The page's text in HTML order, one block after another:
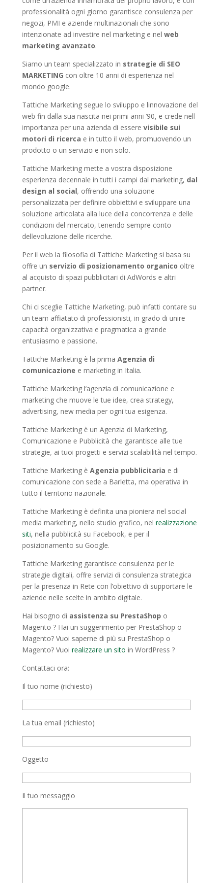
professionalità ogni giorno garantisce consulenza per
negozi, PMI e aziende multinazionali che sono
intenzionate ad investire nel marketing e nel web
marketing avanzato.
Siamo un team specializzato in strategie di SEO
MARKETING con oltre 10 anni di esperienza nel
mondo google.
Tattiche Marketing segue lo sviluppo e linnovazione del
web fin dalla sua nascita nei primi anni ’90, e crede nell
importanza per una azienda di essere visibile sui
motori di ricerca e in tutto il web, promuovendo un
prodotto o un servizio e non solo.
Tattiche Marketing mette a vostra disposizione
esperienza decennale in tutti i campi dal marketing, dal
design al social, offrendo una soluzione
personalizzata per definire obbiettivi e sviluppare una
soluzione articolata alla luce della concorrenza e delle
condizioni del mercato, tenendo sempre conto
dellevoluzione delle ricerche.
Per il web la filosofia di Tattiche Marketing si basa su
offre un servizio di posizionamento organico oltre
al acquisto di spazi pubblicitari di AdWords e altri
partner.
Chi ci sceglie Tattiche Marketing, può infatti contare su
un team affiatato di professionisti, in grado di unire
capacità organizzativa e pragmatica a grande
entusiasmo e passione.
Tattiche Marketing è la prima Agenzia di
comunicazione e marketing in Italia.
Tattiche Marketing l’agenzia di comunicazione e
marketing che muove le tue idee, crea strategy,
advertising, new media per ogni tua esigenza.
Tattiche Marketing è un Agenzia di Marketing,
Comunicazione e Pubblicità che garantisce alle tue
strategie, ai tuoi progetti e servizi scalabilità nel tempo.
Tattiche Marketing è Agenzia pubblicitaria e di
comunicazione con sede a Barletta, ma operativa in
tutto il territorio nazionale.
Tattiche Marketing è definita una pioniera nel social
media marketing, nello studio grafico, nel realizzazione
siti, nella pubblicità su Facebook, e per il
posizionamento su Google.
Tattiche Marketing garantisce consulenza per le
strategie digitali, offre servizi di consulenza strategica
per la presenza in Rete con l’obiettivo di supportare le
aziende nelle scelte in ambito digitale.
Hai bisogno di assistenza su PrestaShop o
Magento ? Hai un suggerimento per PrestaShop o
Magento? Vuoi saperne di più su PrestaShop o
Magento? Vuoi realizzare un sito in WordPress ?
Contattaci ora:
Il tuo nome (richiesto)
La tua email (richiesto)
Oggetto
Il tuo messaggio